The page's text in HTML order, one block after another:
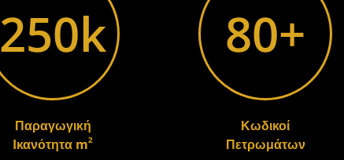
250k
Παραγωγική
Iκανότητα m2
80+
Κωδικοί
Πετρωμάτων